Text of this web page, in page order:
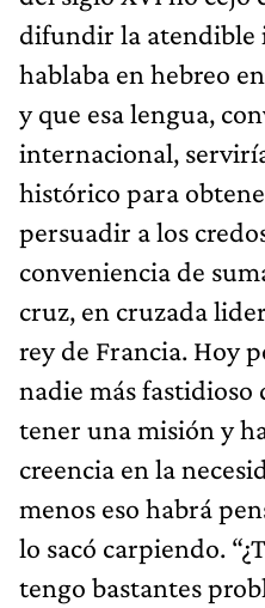
difundir la atendible
hablaba en hebreo
y que esa lengua,
internacional,
histórico para
persuadir a los
conveniencia de
cruz, en cruzada
rey de Francia. Hoy
nadie más fastidioso
tener una misión y
creencia en la
menos eso habrá
lo sacó carpiendo.
tengo bastantes